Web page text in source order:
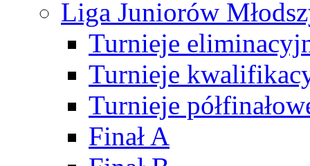
Liga Juniorów
Turnieje
Turnieje
Turnieje
Finał A